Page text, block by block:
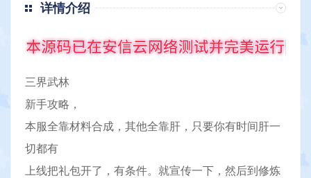
详情介绍
三界武林
新手攻略，
本服全靠材料合成，其他全靠肝，只要你有时间肝一
切都有
上线把礼包开了，有条件。就宣传一下，然后到修炼